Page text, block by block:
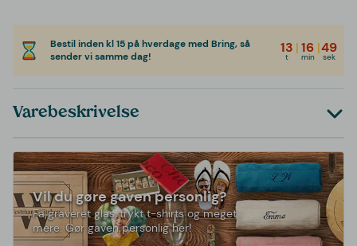
Bestil inden kl 15 på hverdage med Bring, så
sender vi samme dag!
13
t
| 16
min
|49
sek
Varebeskrivelse
Vil du gøre gaven personlig?
Få graveret glas, trykt t-shirts og meget
mere. Gør gaven personlig her!